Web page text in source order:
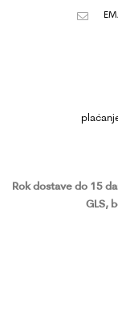
Rok dostave do 15
GLS,